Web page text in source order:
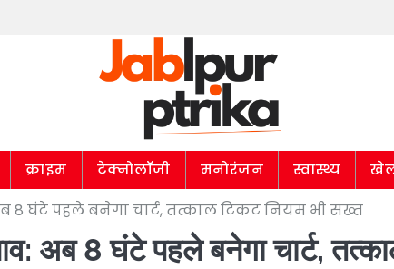
क्राइम टेक्नोलॉजी मनोरंजन स्वास्थ्य
8 घंटे पहले बनेगा चार्ट, तत्काल टिकट नियम भी सख्त
अब 8 घंटे पहले बनेगा चार्ट,